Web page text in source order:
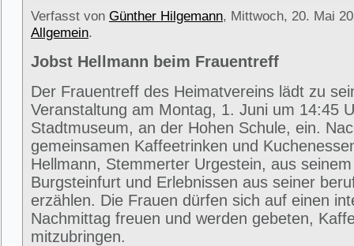
Verfasst von Günther Hilgemann, Mittwoch, 20. Mai
Allgemein.
Jobst Hellmann beim Frauentreff
Der Frauentreff des Heimatvereins lädt zu
Veranstaltung am Montag, 1. Juni um 14:45
Stadtmuseum, an der Hohen Schule, ein.
gemeinsamen Kaffeetrinken und
Hellmann, Stemmerter Urgestein, aus
Burgsteinfurt und Erlebnissen aus seiner
erzählen. Die Frauen dürfen sich auf einen
Nachmittag freuen und werden gebeten,
mitzubringen.